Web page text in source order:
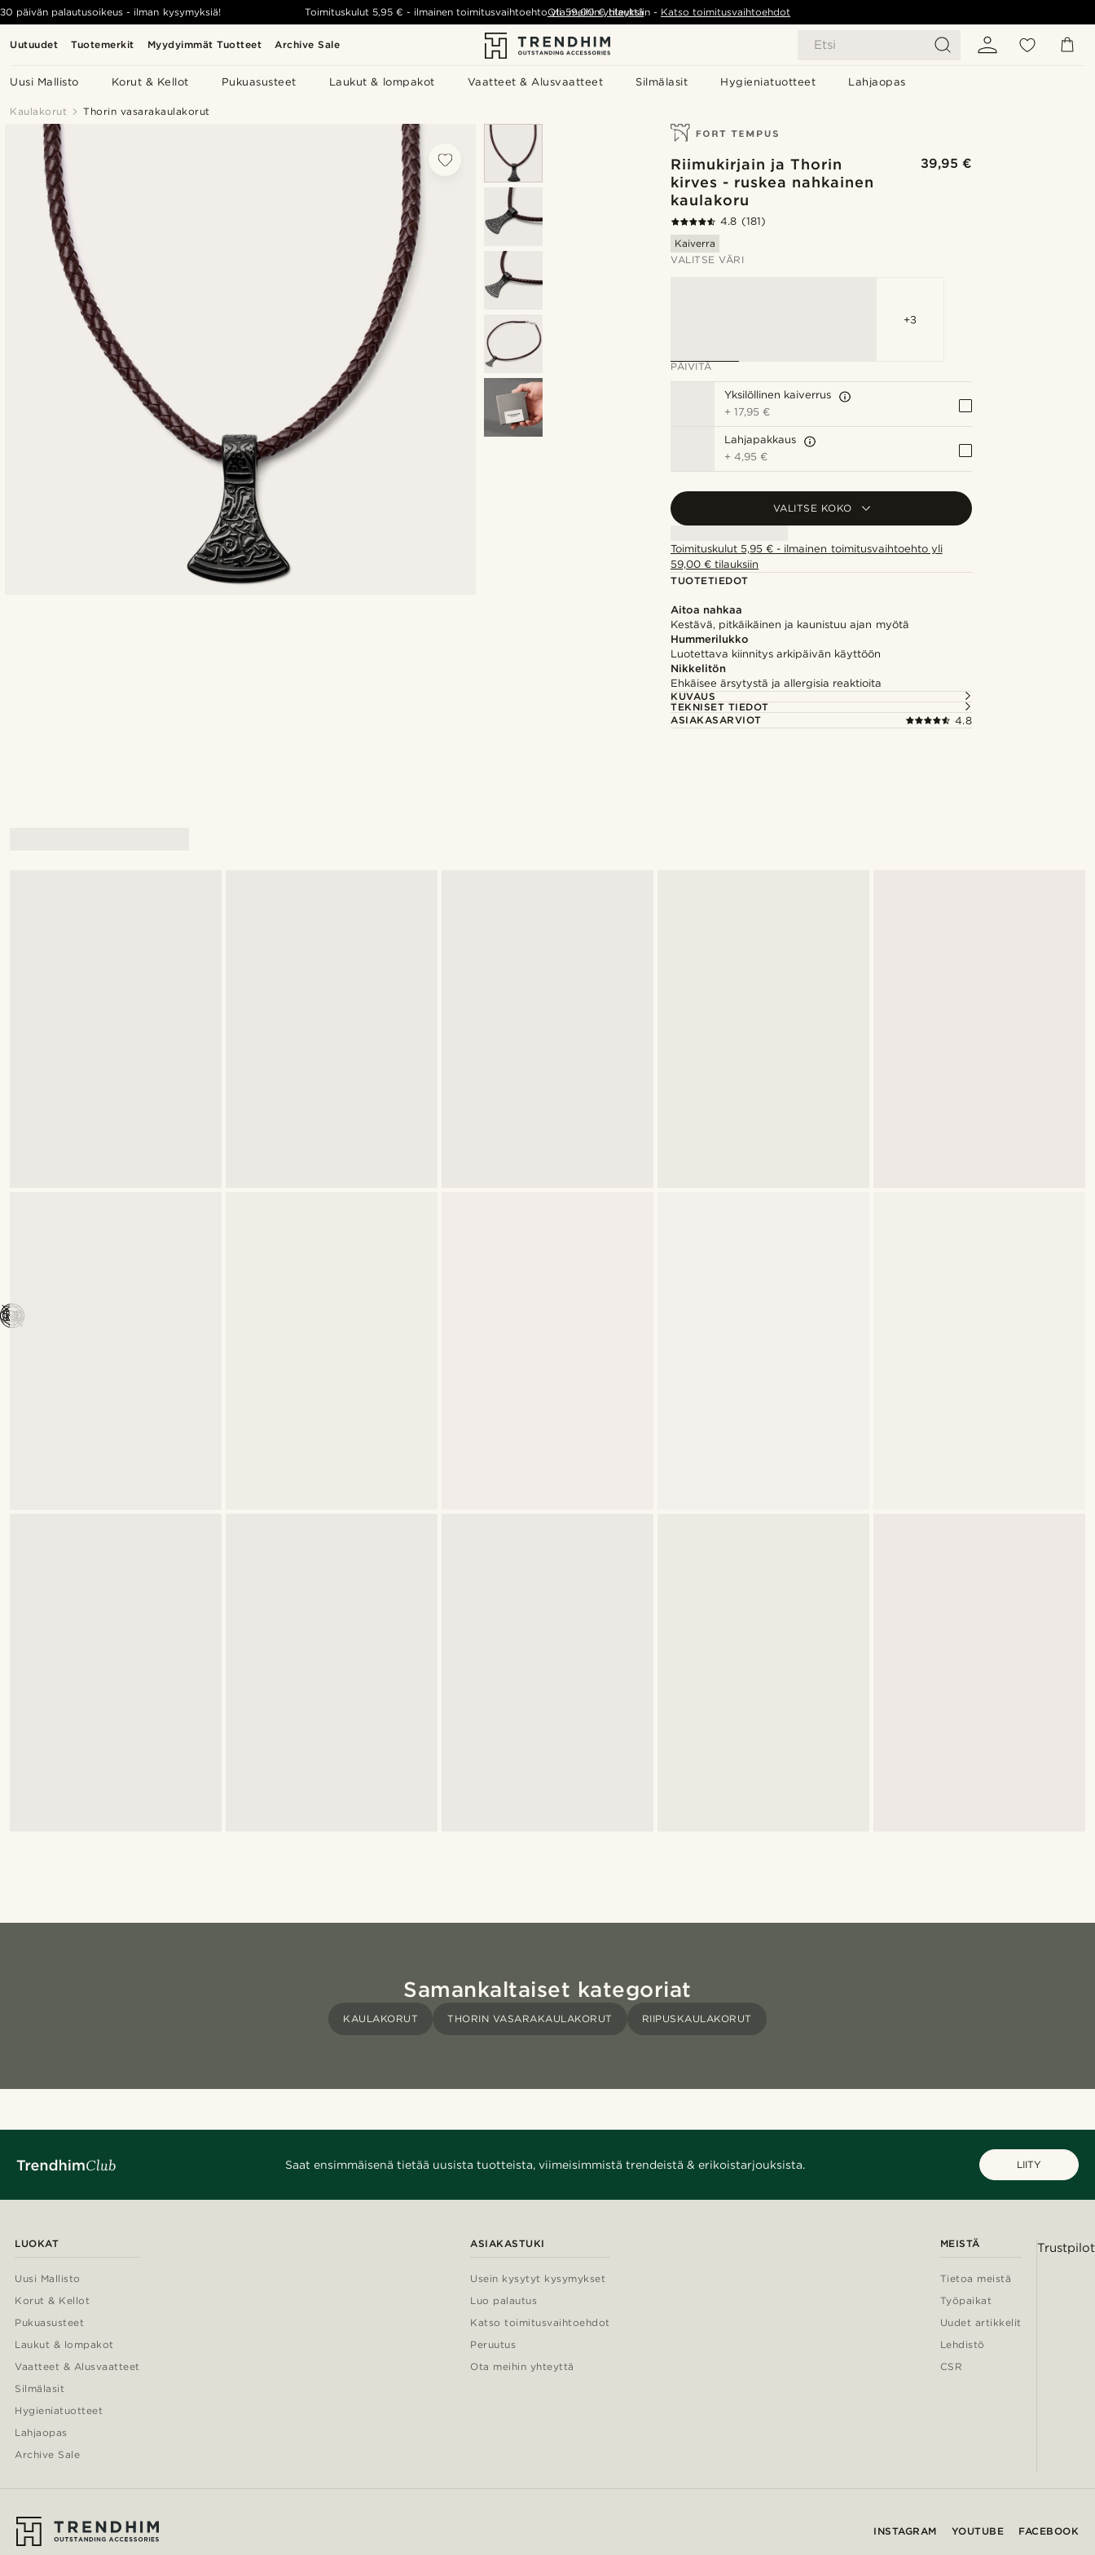
Uutuudet Tuotemerkit Myydyimmät Tuotteet Archive Sale Etsi
Uusi Mallisto Korut & Kellot Pukuasusteet Laukut & lompakot Vaatteet & Alusvaatteet Silmälasit Hygieniatuotteet Lahjaopas
30 päivän palautusoikeus - ilman kysymyksiä! Toimituskulut 5,95 € - ilmainen toimitusvaihtoehto yli 59,00 €tilauksiin - Katso toimitusvaihtoehdot
Ota meihin yhteyttä
Kaulakorut Thorin vasarakaulakorut
Riimukirjain ja Thorin
kirves - ruskea nahkainen
kaulakoru
39,95 €
4.8 (181)
Kaiverra
VALITSE VÄRI
+3
PÄIVITÄ
Yksilöllinen kaiverrus
+17,95 €
Lahjapakkaus
+4,95 €
VALITSE KOKO
Toimituskulut 5,95 € - ilmainen toimitusvaihtoehto yli
59,00 € tilauksiin
TUOTETIEDOT
Aitoa nahkaa
Kestävä, pitkäikäinen ja kaunistuu ajan myötä
Hummerilukko
Luotettava kiinnitys arkipäivän käyttöön
Nikkelitön
Ehkäisee ärsytystä ja allergisia reaktioita
KUVAUS
TEKNISET TIEDOT
ASIAKASARVIOT
4.8
Samankaltaiset kategoriat
KAULAKORUT THORIN VASARAKAULAKORUT RIIPUSKAULAKORUT
Saat ensimmäisenä tietää uusista tuotteista, viimeisimmistä trendeistä & erikoistarjouksista. LIITY
LUOKAT
Uusi Mallisto
Korut & Kellot
Pukuasusteet
Laukut & lompakot
Vaatteet & Alusvaatteet
Silmälasit
Hygieniatuotteet
Lahjaopas
Archive Sale
ASIAKASTUKI
Usein kysytyt kysymykset
Luo palautus
Katso toimitusvaihtoehdot
Peruutus
Ota meihin yhteyttä
MEISTÄ
Tietoa meistä
Työpaikat
Uudet artikkelit
Lehdistö
CSR
Trustpilot
INSTAGRAM YOUTUBE FACEBOOK